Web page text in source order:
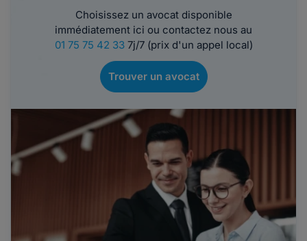
Choisissez un avocat disponible
immédiatement ici ou contactez nous au
01 75 75 42 337j/7 (prix d'un appel local)
Trouver un avocat